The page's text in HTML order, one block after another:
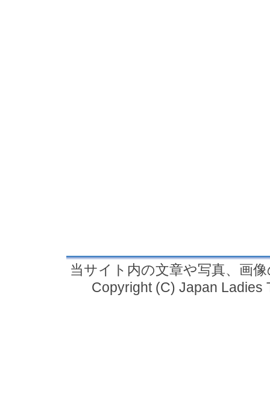
当サイト内の文章や写真、画
Copyright (C) Japan Ladies